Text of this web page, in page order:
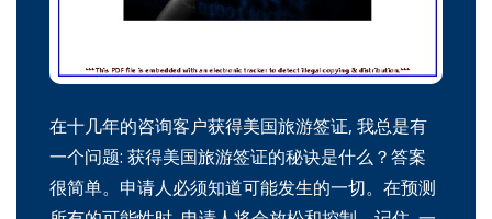
在十几年的咨询客户获得美国旅游签证, 我总是有
一个问题: 获得美国旅游签证的秘诀是什么？答案
很简单。申请人必须知道可能发生的一切。在预测